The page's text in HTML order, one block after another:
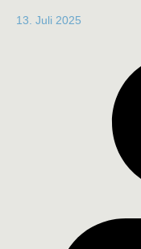
13. Juli 2025